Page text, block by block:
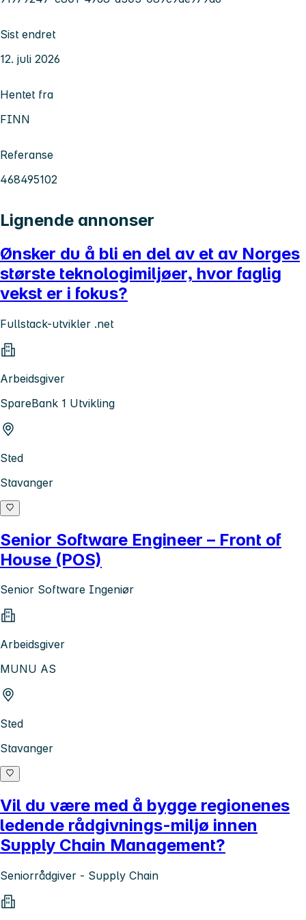
Sist endret
12. juli 2026
Hentet fra
FINN
Referanse
468495102
Lignende annonser
Ønsker du å bli en del av et av Norges
største teknologimiljøer, hvor faglig
vekst er i fokus?
Fullstack-utvikler .net
Arbeidsgiver
SpareBank 1 Utvikling
Sted
Stavanger
Senior Software Engineer – Front of
House (POS)
Senior Software Ingeniør
Arbeidsgiver
MUNU AS
Sted
Stavanger
Vil du være med å bygge regionenes
ledende rådgivnings-miljø innen
Supply Chain Management?
Seniorrådgiver - Supply Chain